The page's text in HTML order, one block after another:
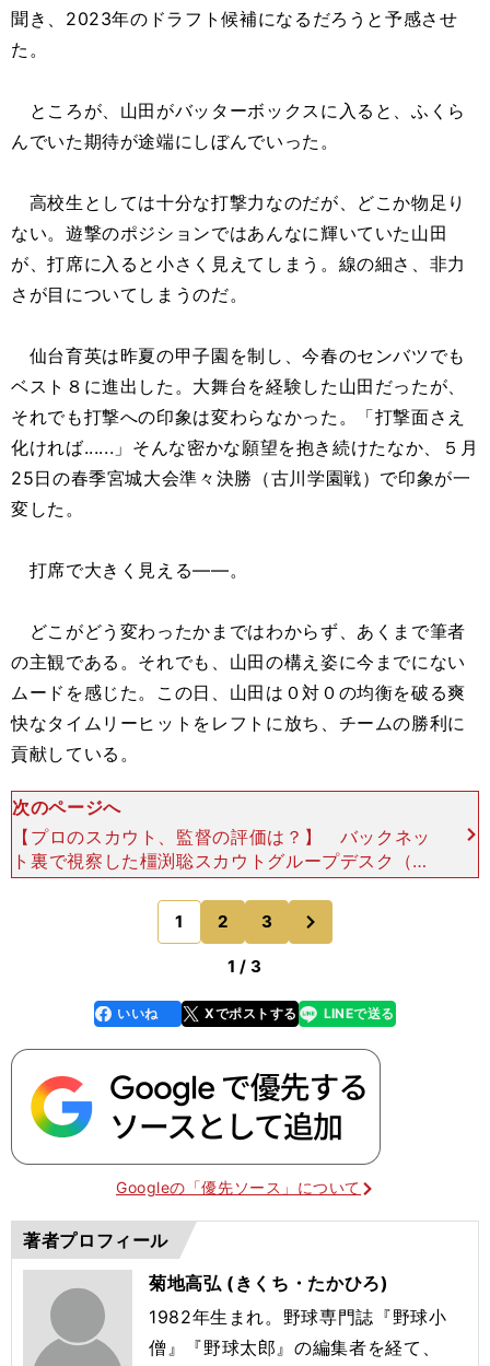
聞き、2023年のドラフト候補になるだろうと予感させ
た。
ところが、山田がバッターボックスに入ると、ふくら
んでいた期待が途端にしぼんでいった。
高校生としては十分な打撃力なのだが、どこか物足り
ない。遊撃のポジションではあんなに輝いていた山田
が、打席に入ると小さく見えてしまう。線の細さ、非力
さが目についてしまうのだ。
仙台育英は昨夏の甲子園を制し、今春のセンバツでも
ベスト８に進出した。大舞台を経験した山田だったが、
それでも打撃への印象は変わらなかった。「打撃面さえ
化ければ......」そんな密かな願望を抱き続けたなか、５月
25日の春季宮城大会準々決勝（古川学園戦）で印象が一
変した。
打席で大きく見える――。
どこがどう変わったかまではわからず、あくまで筆者
の主観である。それでも、山田の構え姿に今までにない
ムードを感じた。この日、山田は０対０の均衡を破る爽
快なタイムリーヒットをレフトに放ち、チームの勝利に
貢献している。
次のページへ
【プロのスカウト、監督の評価は？】 バックネッ
ト裏で視察した橿渕聡スカウトグループデスク（ヤ
クルト）に尋ねると、こんな感想が返ってきた。
「もともと形はよかったですけど、バットを振れる
ようになってきま
1 2 3
1 / 3
faceboo
k
いいね Xでポストする
line LINEで送る
Googleの「優先ソース」について
著者プロフィール
菊地高弘 (きくち・たかひろ)
1982年生まれ。野球専門誌『野球小
僧』『野球太郎』の編集者を経て、